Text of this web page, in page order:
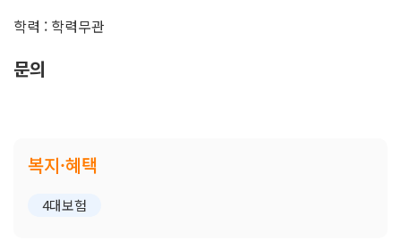
학력 : 학력무관
문의
복지·혜택
4대보험